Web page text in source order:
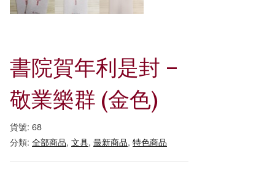
書院賀年利是封 –
敬業樂群 (金色)
貨號: 68
分類: 全部商品, 文具, 最新商品, 特色商品